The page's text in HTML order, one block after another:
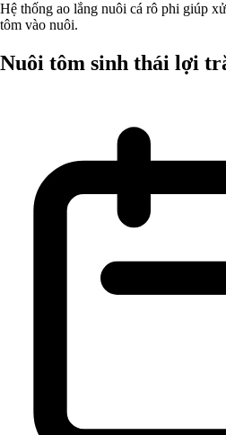
Hệ thống ao lắng nuôi cá rô phi giúp
tôm vào nuôi.
Nuôi tôm sinh thái lợi